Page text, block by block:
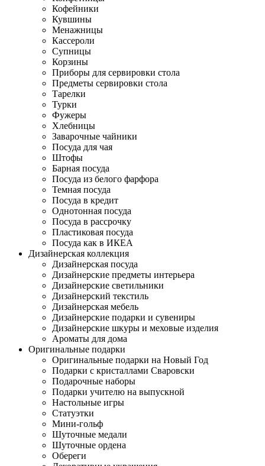
Кофейники
Кувшины
Менажницы
Кассероли
Супницы
Корзины
Приборы для сервировки стола
Предметы сервировки стола
Тарелки
Турки
Фужеры
Хлебницы
Заварочные чайники
Посуда для чая
Штофы
Барная посуда
Посуда из белого фарфора
Темная посуда
Посуда в кредит
Однотонная посуда
Посуда в рассрочку
Пластиковая посуда
Посуда как в ИКЕА
Дизайнерская коллекция
Дизайнерская посуда
Дизайнерские предметы интерьера
Дизайнерские светильники
Дизайнерский текстиль
Дизайнерская мебель
Дизайнерские подарки и сувениры
Дизайнерские шкуры и меховые изделия
Ароматы для дома
Оригинальные подарки
Оригинальные подарки на Новый Год
Подарки с кристаллами Сваровски
Подарочные наборы
Подарки учителю на выпускной
Настольные игры
Статуэтки
Мини-гольф
Шуточные медали
Шуточные ордена
Обереги